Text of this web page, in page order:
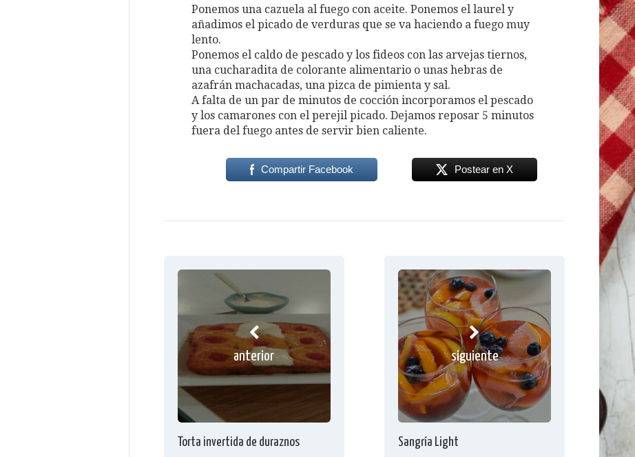
Ponemos una cazuela al fuego con aceite. Ponemos el laurel y
añadimos el picado de verduras que se va haciendo a fuego muy
lento.
Ponemos el caldo de pescado y los fideos con las arvejas tiernos,
una cucharadita de colorante alimentario o unas hebras de
azafrán machacadas, una pizca de pimienta y sal.
A falta de un par de minutos de cocción incorporamos el pescado
y los camarones con el perejil picado. Dejamos reposar 5 minutos
fuera del fuego antes de servir bien caliente.
Compartir Facebook Postear en X
anterior
Torta invertida de duraznos
siguiente
Sangría Light